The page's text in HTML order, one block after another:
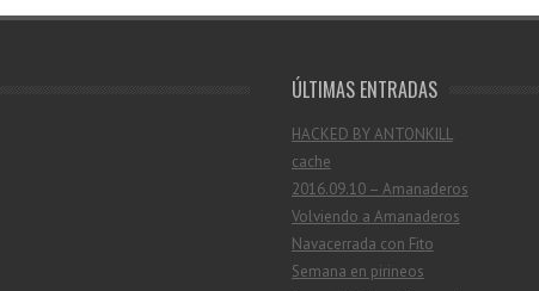
ÚLTIMAS ENTRADAS
HACKED BY ANTONKILL
cache
2016.09.10 – Amanaderos
Volviendo a Amanaderos
Navacerrada con Fito
Semana en pirineos